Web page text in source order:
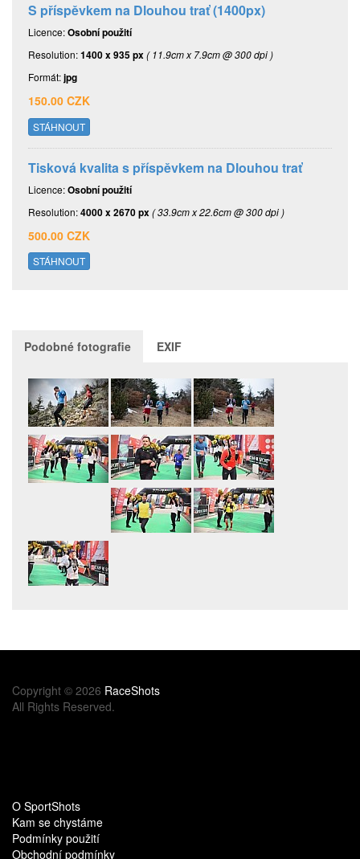
S příspěvkem na Dlouhou trať (1400px)
Licence:Osobní použití
Resolution:1400 x 935 px( 11.9cm x 7.9cm @ 300 dpi )
Formát:jpg
150.00 CZK
STÁHNOUT
Tisková kvalita s příspěvkem na Dlouhou trať
Licence:Osobní použití
Resolution:4000 x 2670 px( 33.9cm x 22.6cm @ 300 dpi )
500.00 CZK
STÁHNOUT
Podobné fotografie EXIF
Copyright © 2026 RaceShots
All Rights Reserved.
O SportShots
Kam se chystáme
Podmínky použití
Obchodní podmínky